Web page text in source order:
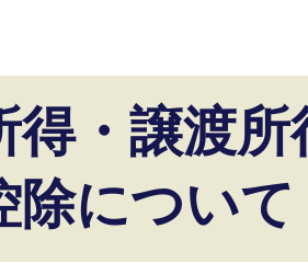
得・譲渡
除について